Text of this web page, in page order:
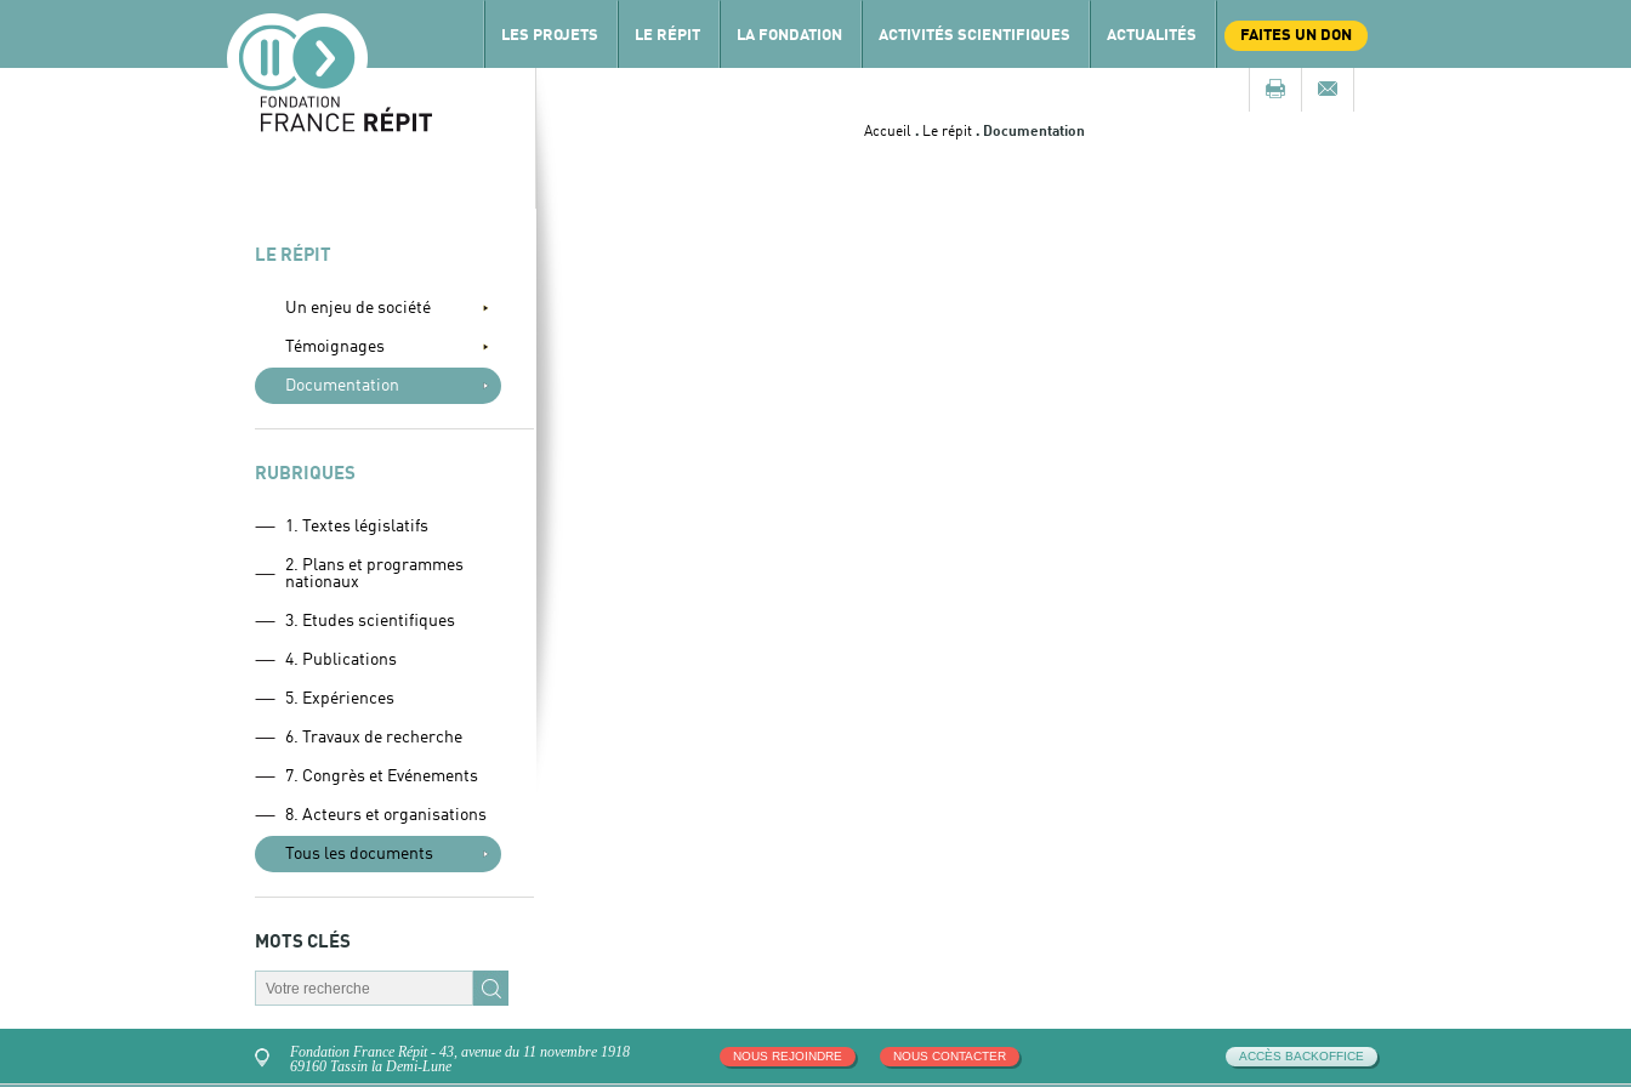
LES PROJETS LE RÉPIT LA FONDATION ACTIVITÉS SCIENTIFIQUES ACTUALITÉS FAITES UN DON
LE RÉPIT
Un enjeu de société
Témoignages
Documentation
RUBRIQUES
1. Textes législatifs
2. Plans et programmes
nationaux
3. Etudes scientifiques
4. Publications
5. Expériences
6. Travaux de recherche
7. Congrès et Evénements
8. Acteurs et organisations
Tous les documents
MOTS CLÉS
Accueil. Le répit. Documentation
Fondation France Répit - 43, avenue du 11 novembre 1918
69160 Tassin la Demi-Lune
NOUS CONTACTER
NOUS REJOINDRE ACCÈS BACKOFFICE